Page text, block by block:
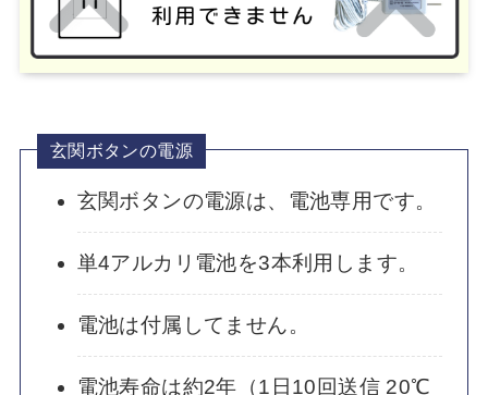
玄関ボタンの電源
玄関ボタンの電源は、電池専用です。
単4アルカリ電池を3本利用します。
電池は付属してません。
電池寿命は約2年（1日10回送信 20℃